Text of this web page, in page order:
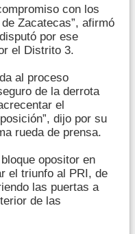
con los
Zacatecas”, afirmó
por ese
el Distrito 3.
al proceso
de la derrota
el
dijo por su
rueda de prensa.
opositor en
el triunfo al PRI, de
las puertas a
de las